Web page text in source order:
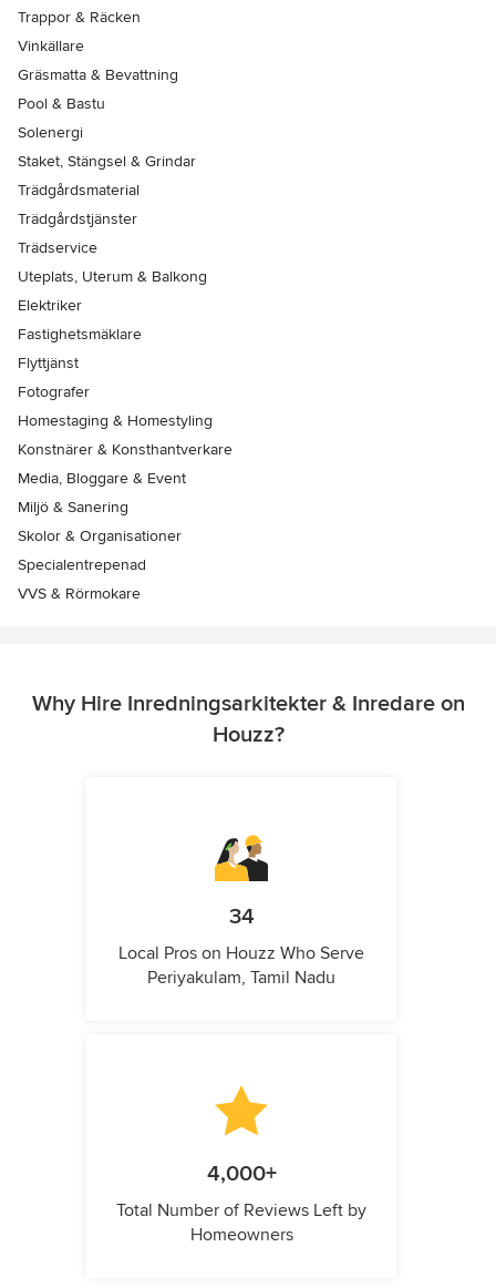
Trappor & Räcken
Vinkällare
Gräsmatta & Bevattning
Pool & Bastu
Solenergi
Staket, Stängsel & Grindar
Trädgårdsmaterial
Trädgårdstjänster
Trädservice
Uteplats, Uterum & Balkong
Elektriker
Fastighetsmäklare
Flyttjänst
Fotografer
Homestaging & Homestyling
Konstnärer & Konsthantverkare
Media, Bloggare & Event
Miljö & Sanering
Skolor & Organisationer
Specialentrepenad
VVS & Rörmokare
Why Hire Inredningsarkitekter & Inredare on
Houzz?
34
Local Pros on Houzz Who Serve
Periyakulam, Tamil Nadu
4,000+
Total Number of Reviews Left by
Homeowners